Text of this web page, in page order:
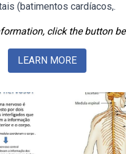
(batimentos cardíacos,.
click the button
LEARN MORE